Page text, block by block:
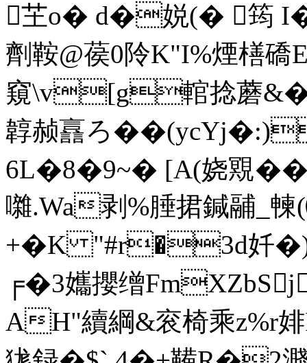
芏o� d�娧(� 筠
劑鞍@葔0阾K"I%煙橏
窺\v[g輨捻蘑
韕赪譶ろ
6L�8�9~� [A(娆覭
囃.Wa剥%腄捃鍼鬴
+�K "#r�3d奷�)
╒�3孈攖缯
AH"續綱&衮椅乘z%r